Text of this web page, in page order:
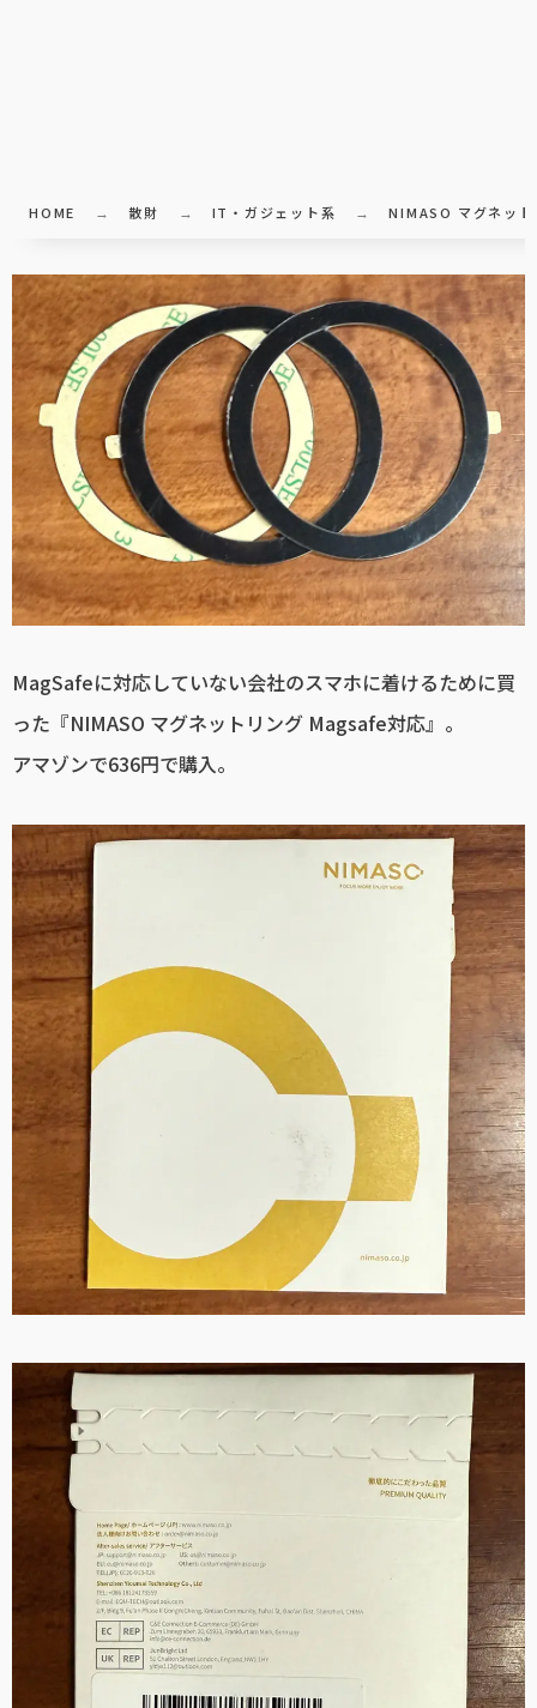
HOME 散財 IT・ガジェット系 NIMASO マグネッ
MagSafeに対応していない会社のスマホに着けるために買
った『NIMASO マグネットリング Magsafe対応』。
アマゾンで636円で購入。